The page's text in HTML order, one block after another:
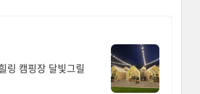
링 캠핑장 달빛그릴